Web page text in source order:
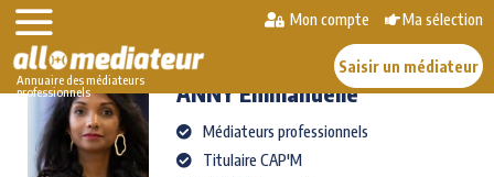
Skip
content
Annuaire des médiateurs
professionnels
Mon compte Ma sélection
Saisir un médiateur
AlloMediateur
ANNYEmmanuelle
Médiateurs professionnels
Titulaire CAP'M